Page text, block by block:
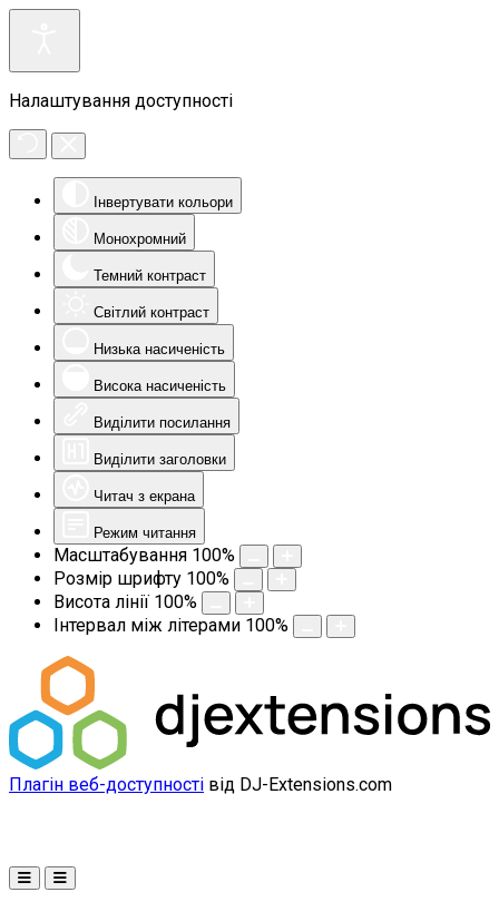
Налаштування доступності
Інвертувати кольори
Монохромний
Темний контраст
Світлий контраст
Низька насиченість
Висока насиченість
Виділити посилання
Виділити заголовки
Читач з екрана
Режим читання
Масштабування 100%
Розмір шрифту 100%
Висота лінії 100%
Інтервал між літерами 100%
Плагін веб-доступності від DJ-Extensions.com